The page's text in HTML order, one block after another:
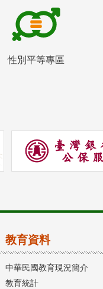
性別平等專區
教育資料
中華民國教育現況簡介
教育統計